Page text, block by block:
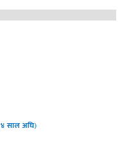
४ साल अघि)